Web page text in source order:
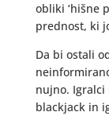
obliki ‘hišne
prednost, ki
Da bi ostali
nujno. Igralci
blackjack in